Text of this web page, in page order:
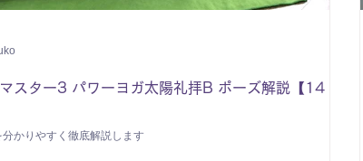
スター3 パワーヨガ太陽礼拝B ポーズ解説【14
かりやすく徹底解説します